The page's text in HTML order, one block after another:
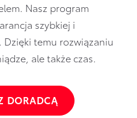
Nasz program
szybkiej i
temu rozwiązaniu
ale także czas.
DORADCĄ